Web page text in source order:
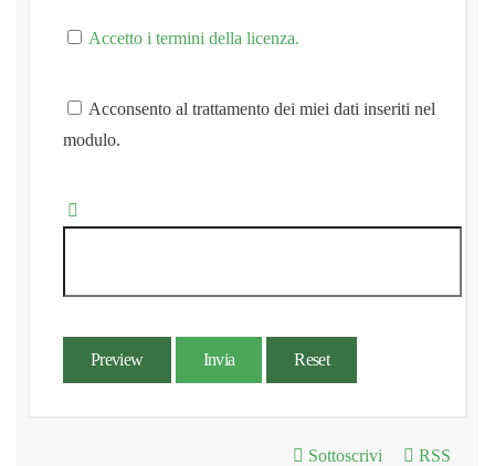
Accetto i termini della licenza.
Acconsento al trattamento dei miei dati inseriti nel
modulo.
Preview Invia Reset
Sottoscrivi RSS